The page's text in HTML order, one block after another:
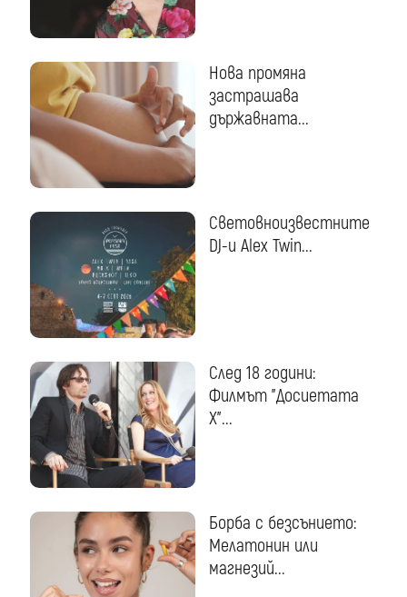
Нова промяна
застрашава
държавната...
Световноизвестните
DJ-и Alex Twin...
След 18 години:
Филмът "Досиетата
Х"...
Борба с безсънието:
Мелатонин или
магнезий...